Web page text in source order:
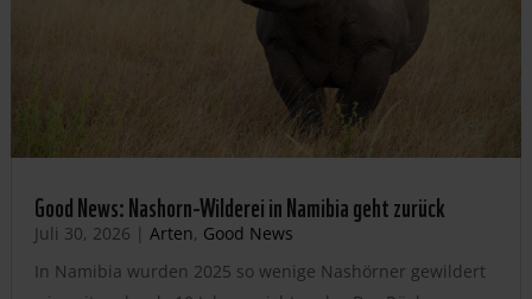
Good News: Nashorn-Wilderei in Namibia geht zurück
Juli 30, 2026 | Arten, Good News
In Namibia wurden 2025 so wenige Nashörner gewildert